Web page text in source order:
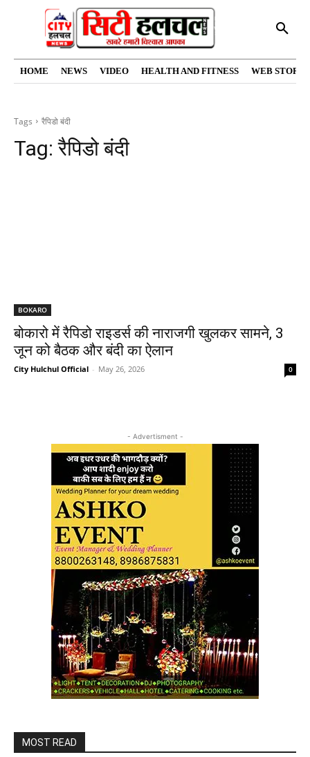
HOME NEWS VIDEO HEALTH AND FITNESS WEB
Tags रैपिडो बंदी
Tag:रैपिडो बंदी
BOKARO
बोकारो में रैपिडो राइडर्स की नाराजगी खुलकर सामने, 3
जून को बैठक और बंदी का ऐलान
City Hulchul Official - May 26, 2026 0
- Advertisment -
MOST READ